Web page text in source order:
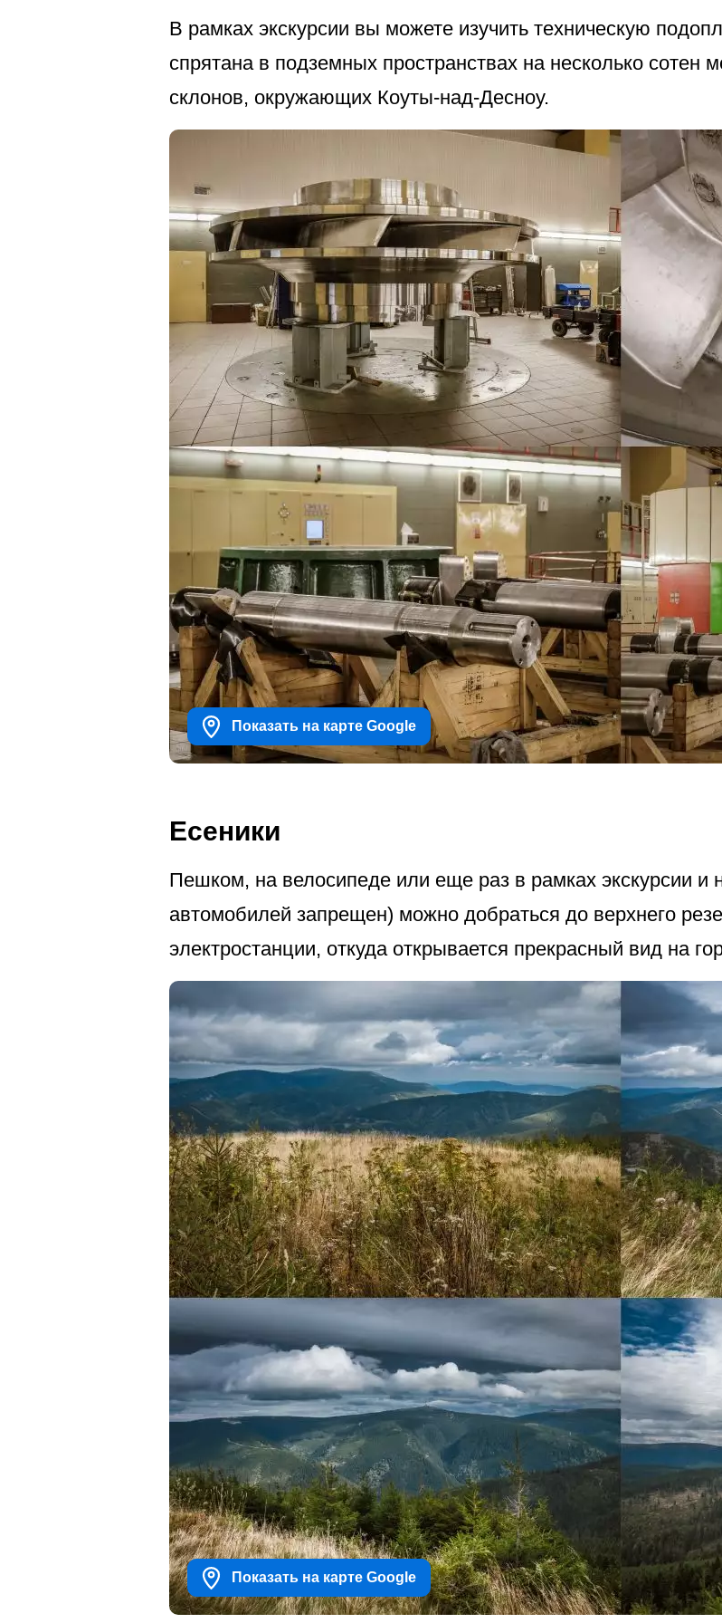
В рамках экскурсии вы можете изучить техническую
спрятана в подземных пространствах на несколько сотен
склонов, окружающих Коуты-над-Десноу.
Показать на карте Google
Есеники
Пешком, на велосипеде или еще раз в рамках экскурсии и
автомобилей запрещен) можно добраться до верхнего
электростанции, откуда открывается прекрасный вид на
Показать на карте Google